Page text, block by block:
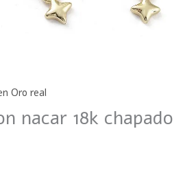
Oro real
nacar 18k chapado